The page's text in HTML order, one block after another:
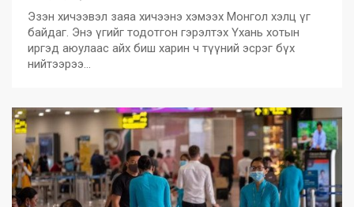
Эзэн хичээвэл заяа хичээнэ хэмээх Монгол хэлц үг
байдаг. Энэ үгийг тодотгон гэрэлтэх Үхань хотын
иргэд аюулаас айх биш харин ч түүний эсрэг бүх
нийтээрээ…